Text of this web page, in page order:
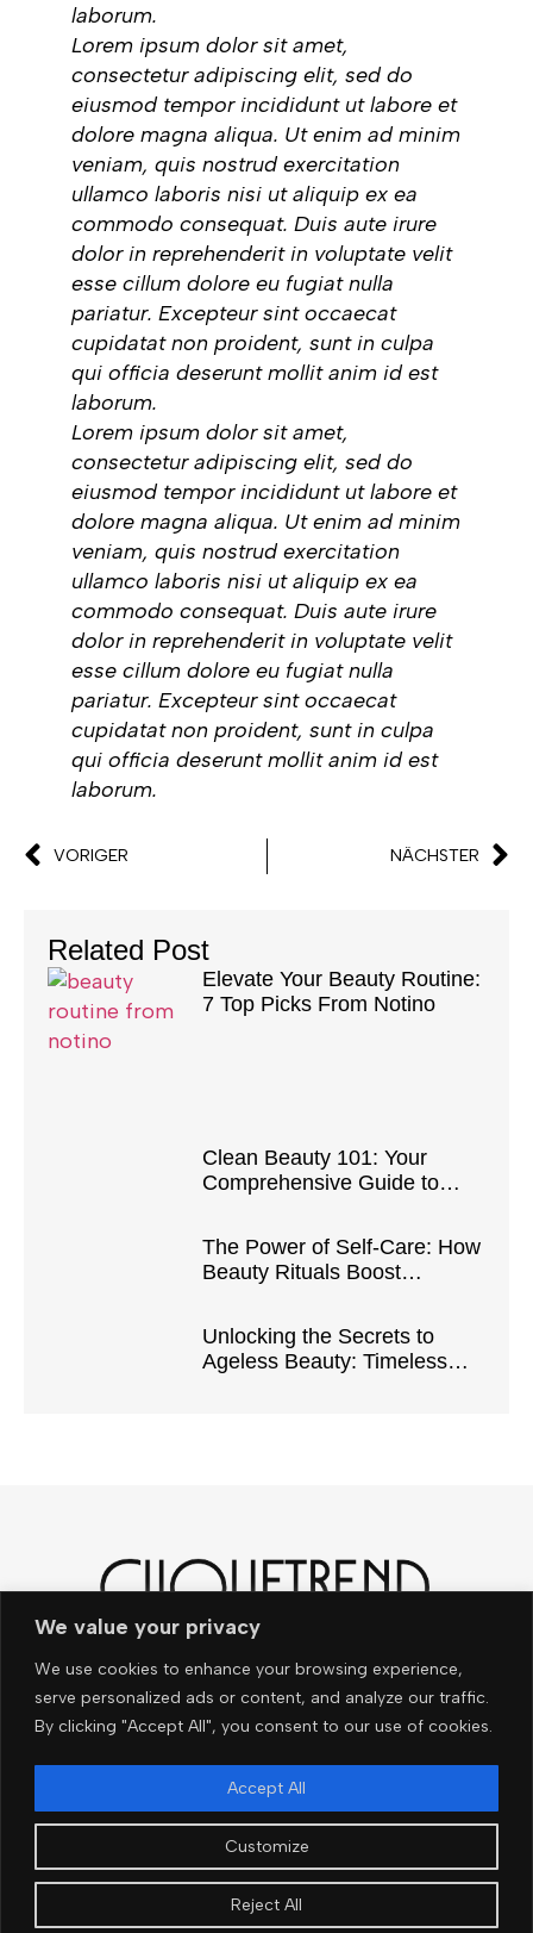
We value your privacy
We use cookies to enhance your browsing experience,
serve personalized ads or content, and analyze our traffic.
By clicking "Accept All", you consent to our use of cookies.
Customize
Reject All
Accept All
laborum.
Lorem ipsum dolor sit amet,
consectetur adipiscing elit, sed do
eiusmod tempor incididunt ut labore et
dolore magna aliqua. Ut enim ad minim
veniam, quis nostrud exercitation
ullamco laboris nisi ut aliquip ex ea
commodo consequat. Duis aute irure
dolor in reprehenderit in voluptate velit
esse cillum dolore eu fugiat nulla
pariatur. Excepteur sint occaecat
cupidatat non proident, sunt in culpa
qui officia deserunt mollit anim id est
laborum.
Lorem ipsum dolor sit amet,
consectetur adipiscing elit, sed do
eiusmod tempor incididunt ut labore et
dolore magna aliqua. Ut enim ad minim
veniam, quis nostrud exercitation
ullamco laboris nisi ut aliquip ex ea
commodo consequat. Duis aute irure
dolor in reprehenderit in voluptate velit
esse cillum dolore eu fugiat nulla
pariatur. Excepteur sint occaecat
cupidatat non proident, sunt in culpa
qui officia deserunt mollit anim id est
laborum.
VORIGER NÄCHSTER
Related Post
Elevate Your Beauty Routine:
7 Top Picks From Notino
Clean Beauty 101: Your
Comprehensive Guide to
The Power of Self-Care: How
Beauty Rituals Boost
Unlocking the Secrets to
Ageless Beauty: Timeless
Noch mehr News und
Trends – ganz easy per e-
Mail!